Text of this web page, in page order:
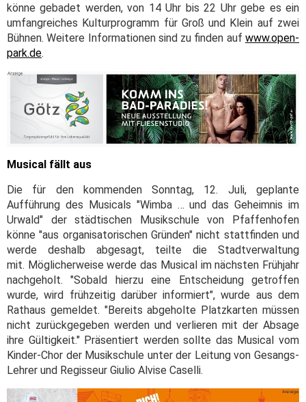
könne gebadet werden, von 14 Uhr bis 22 Uhr gebe es ein
umfangreiches Kulturprogramm für Groß und Klein auf zwei
Bühnen. Weitere Informationen sind zu finden auf www.open-
park.de.
Musical fällt aus
Die für den kommenden Sonntag, 12. Juli, geplante
Aufführung des Musicals "Wimba … und das Geheimnis im
Urwald" der städtischen Musikschule von Pfaffenhofen
könne "aus organisatorischen Gründen" nicht stattfinden und
werde deshalb abgesagt, teilte die Stadtverwaltung
mit. Möglicherweise werde das Musical im nächsten Frühjahr
nachgeholt. "Sobald hierzu eine Entscheidung getroffen
wurde, wird frühzeitig darüber informiert", wurde aus dem
Rathaus gemeldet. "Bereits abgeholte Platzkarten müssen
nicht zurückgegeben werden und verlieren mit der Absage
ihre Gültigkeit." Präsentiert werden sollte das Musical vom
Kinder-Chor der Musikschule unter der Leitung von Gesangs-
Lehrer und Regisseur Giulio Alvise Caselli.